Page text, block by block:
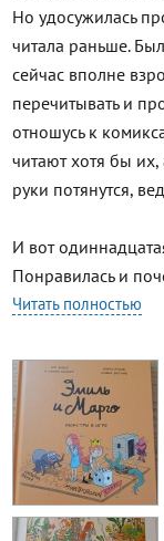
Но удосужилась
читала раньше.
сейчас вполне
перечитывать и
отношусь к
читают хотя бы их,
руки потянутся,
И вот
Понравилась и
Читать полностью